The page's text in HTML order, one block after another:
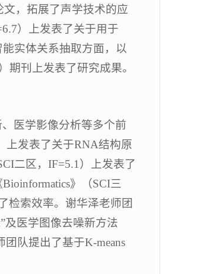
文，拓展了声学技术的应
）上发表了关于用于
实体关系抽取方面，以
期刊上发表了研究成果。
医学影像分析等多个前
上发表了关于RNA结构原
二区，IF=5.1）上发表了
》（SCI三
检索效率。谢华泽老师团
及医学图像去噪新方法
队提出了基于K-means